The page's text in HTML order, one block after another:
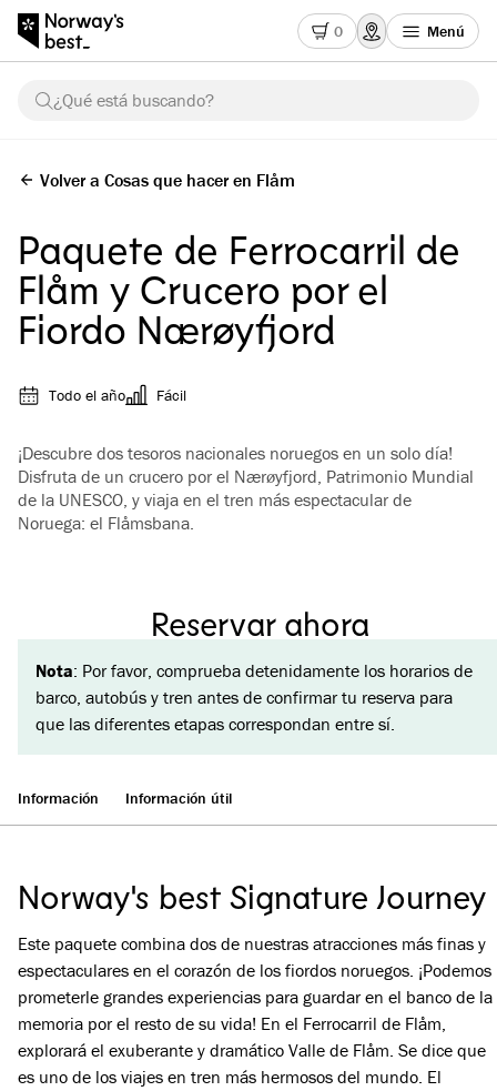
0 Menú
¿Qué está buscando?
Volver a Cosas que hacer en Flåm
Paquete de Ferrocarril de
Flåm y Crucero por el
Fiordo Nærøyfjord
Todo el año Fácil
¡Descubre dos tesoros nacionales noruegos en un solo día!
Disfruta de un crucero por el Nærøyfjord, Patrimonio Mundial
de la UNESCO, y viaja en el tren más espectacular de
Noruega: el Flåmsbana.
Reservar ahora
Nota: Por favor, comprueba detenidamente los horarios de
barco, autobús y tren antes de confirmar tu reserva para
que las diferentes etapas correspondan entre sí.
Información Información útil
Norway's best Signature Journey
Este paquete combina dos de nuestras atracciones más finas y
espectaculares en el corazón de los fiordos noruegos. ¡Podemos
prometerle grandes experiencias para guardar en el banco de la
memoria por el resto de su vida! En el Ferrocarril de Flåm,
explorará el exuberante y dramático Valle de Flåm. Se dice que
es uno de los viajes en tren más hermosos del mundo. El